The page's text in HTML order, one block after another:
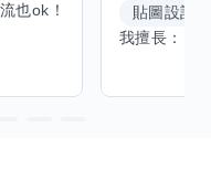
也ok！
貼圖設計